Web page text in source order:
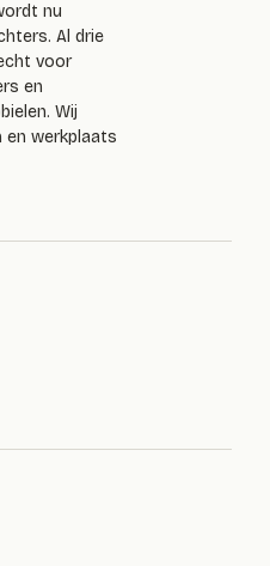
nu
Al drie
voor
en
Wij
en werkplaats